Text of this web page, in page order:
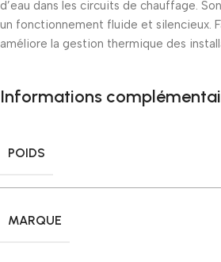
d’eau dans les circuits de chauffage.
un fonctionnement fluide et silencieux.
améliore la gestion thermique des
Informations
POIDS
MARQUE